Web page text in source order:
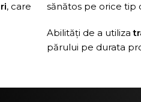
, care
sănătos pe orice tip
Abilități de a utiliza
părului pe durata